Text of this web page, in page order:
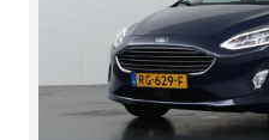
Carrosserie
Basiskleur